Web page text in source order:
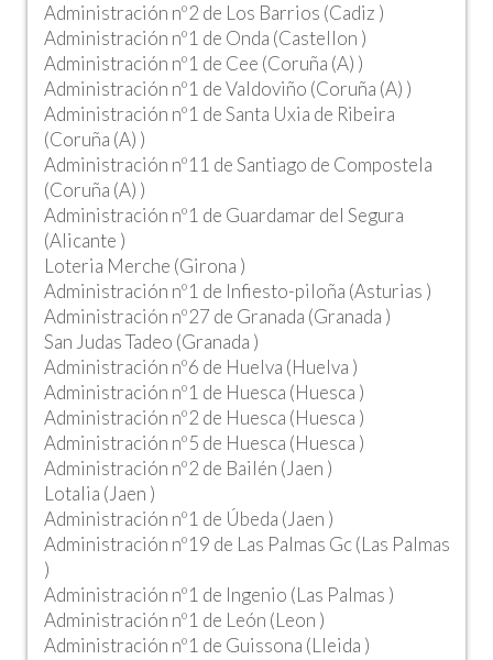
Administración nº2 de Los Barrios (Cadiz )
Administración nº1 de Onda (Castellon )
Administración nº1 de Cee (Coruña (A) )
Administración nº1 de Valdoviño (Coruña (A) )
Administración nº1 de Santa Uxia de Ribeira
(Coruña (A) )
Administración nº11 de Santiago de Compostela
(Coruña (A) )
Administración nº1 de Guardamar del Segura
(Alicante )
Loteria Merche (Girona )
Administración nº1 de Infiesto-piloña (Asturias )
Administración nº27 de Granada (Granada )
San Judas Tadeo (Granada )
Administración nº6 de Huelva (Huelva )
Administración nº1 de Huesca (Huesca )
Administración nº2 de Huesca (Huesca )
Administración nº5 de Huesca (Huesca )
Administración nº2 de Bailén (Jaen )
Lotalia (Jaen )
Administración nº1 de Úbeda (Jaen )
Administración nº19 de Las Palmas Gc (Las Palmas
)
Administración nº1 de Ingenio (Las Palmas )
Administración nº1 de León (Leon )
Administración nº1 de Guissona (Lleida )